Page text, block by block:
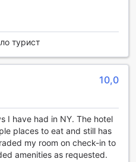
се освежите под
бар край басейна,
напитки и леки
център гарантира, че
в Royalton Park
изключителен набор от
вашия комфорт и
турист
10,0
I have had in NY. The hotel
places to eat and still has
my room on check-in to
amenities as requested.